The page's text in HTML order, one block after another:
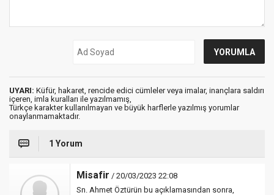
UYARI: Küfür, hakaret, rencide edici cümleler veya imalar, inançlara saldırı
içeren, imla kuralları ile yazılmamış,
Türkçe karakter kullanılmayan ve büyük harflerle yazılmış yorumlar
onaylanmamaktadır.
1 Yorum
Misafir / 20/03/2023 22:08
Sn. Ahmet Öztürün bu açıklamasından sonra,